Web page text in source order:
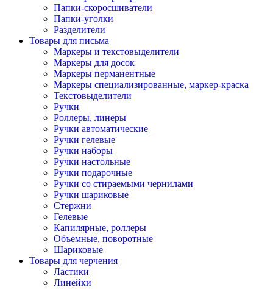
Папки-скоросшиватели
Папки-уголки
Разделители
Товары для письма
Маркеры и текстовыделители
Маркеры для досок
Маркеры перманентные
Маркеры специализированные, маркер-краска
Текстовыделители
Ручки
Роллеры, линеры
Ручки автоматические
Ручки гелевые
Ручки наборы
Ручки настольные
Ручки подарочные
Ручки со стираемыми чернилами
Ручки шариковые
Стержни
Гелевые
Капилярные, роллеры
Объемные, поворотные
Шариковые
Товары для черчения
Ластики
Линейки